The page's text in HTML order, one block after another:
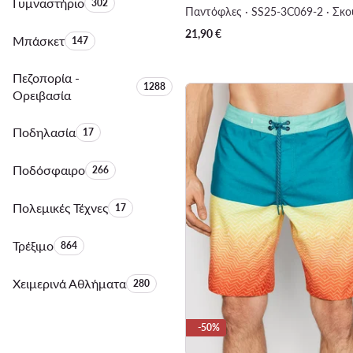
302
ΜπάσκετΑριθμός προϊόντων:
147
Πεζοπορία -
Ορειβασία
Αριθμός προϊόντων:
1288
ΠοδηλασίαΑριθμός προϊόντων:
17
ΠοδόσφαιροΑριθμός προϊόντων:
266
Πολεμικές ΤέχνεςΑριθμός προϊόντων:
17
ΤρέξιμοΑριθμός προϊόντων:
864
Χειμερινά ΑθλήματαΑριθμός προϊόντων:
280
21,90€
-50%